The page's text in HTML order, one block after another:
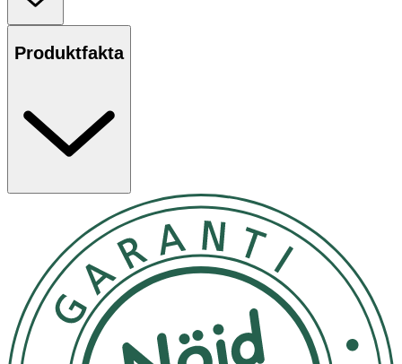
Användning
- Använd dagligen.
Inneh
Aqua (Water), Sodium Laureth Sulfate, Cocamidopropyl
Betaine, Glycerin, Cocamide DEA, Phenoxyethanol,
Linalool, Maltodextrin, Limonene, Avena Sativa Bran
Extract, Levulinic Acid, Sodium Levulinate,
Parfum(Fragrance).
Produktfakta